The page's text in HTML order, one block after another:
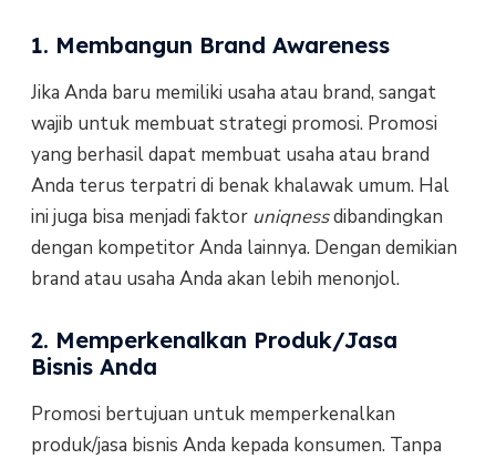
1. Membangun Brand Awareness
Jika Anda baru memiliki usaha atau brand, sangat
wajib untuk membuat strategi promosi. Promosi
yang berhasil dapat membuat usaha atau brand
Anda terus terpatri di benak khalawak umum. Hal
ini juga bisa menjadi faktor uniqnessdibandingkan
dengan kompetitor Anda lainnya. Dengan demikian
brand atau usaha Anda akan lebih menonjol.
2. Memperkenalkan Produk/Jasa
Bisnis Anda
Promosi bertujuan untuk memperkenalkan
produk/jasa bisnis Anda kepada konsumen. Tanpa